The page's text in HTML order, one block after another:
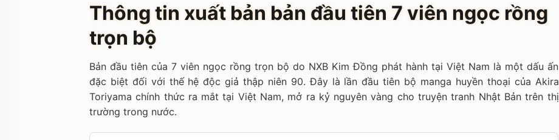
Thông tin xuất bản bản đầu tiên 7 viên ngọc rồng
trọn bộ
Bản đầu tiên của 7 viên ngọc rồng trọn bộ do NXB Kim Đồng phát hành tại Việt Nam là một dấu ấn
đặc biệt đối với thế hệ độc giả thập niên 90. Đây là lần đầu tiên bộ manga huyền thoại của Akira
Toriyama chính thức ra mắt tại Việt Nam, mở ra kỷ nguyên vàng cho truyện tranh Nhật Bản trên thị
trường trong nước.